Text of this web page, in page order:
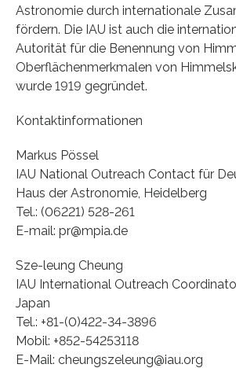
Astronomie durch internationale
fördern. Die IAU ist auch die
Autorität für die Benennung von
Oberflächenmerkmalen von
wurde 1919 gegründet.
Kontaktinformationen
Markus Pössel
IAU National Outreach Contact für
Haus der Astronomie, Heidelberg
Tel.: (06221) 528-261
E-mail: pr@mpia.de
Sze-leung Cheung
IAU International Outreach
Japan
Tel.: +81-(0)422-34-3896
Mobil: +852-54253118
E-Mail: cheungszeleung@iau.org